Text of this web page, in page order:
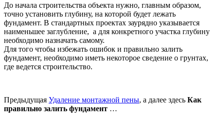
До начала строительства объекта нужно, главным образом,
точно установить глубину, на которой будет лежать
фундамент. В стандартных проектах заурядно указывается
наименьшее заглубление, а для конкретного участка глубину
необходимо назначать самому.
Для того чтобы избежать ошибок и правильно залить
фундамент, необходимо иметь некоторое сведение о грунтах,
где ведется строительство.
Предыдущая Удаление монтажной пены, а далее здесь Как
правильно залить фундамент …